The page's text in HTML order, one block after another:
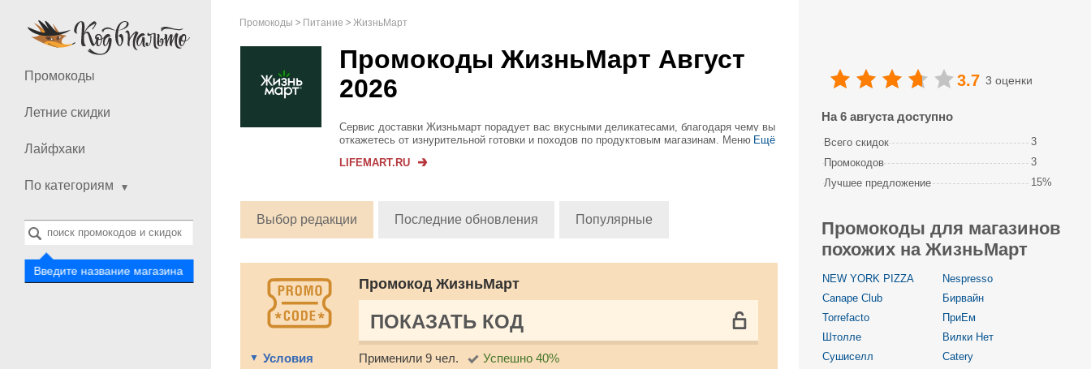
Промокоды
Летние скидки
Лайфхаки
По категориям
Введите название магазина
Промокоды Питание ЖизньМарт
Промокоды ЖизньМарт Август
2026
Сервис доставки Жизньмарт порадует вас вкусными деликатесами, благодаря чему вы
откажетесь от изнурительной готовки и походов по продуктовым магазинам. Меню
по-корейски,...
Ещё
LIFEMART.RU
Выбор редакции Последние обновления Популярные
Промокод ЖизньМарт
ПОКАЗАТЬ КОД
Условия Применили 9 чел. Успешно 40%
3.7 3 оценки
На 6 августа доступно
Всего скидок
3
Промокодов
3
Лучшее предложение
15%
Промокоды для магазинов
похожих на ЖизньМарт
NEW YORK PIZZA
Nespresso
Canape Club
Бирвайн
Torrefacto
ПриЕм
Штолле
Вилки Нет
Сушиселл
Catery